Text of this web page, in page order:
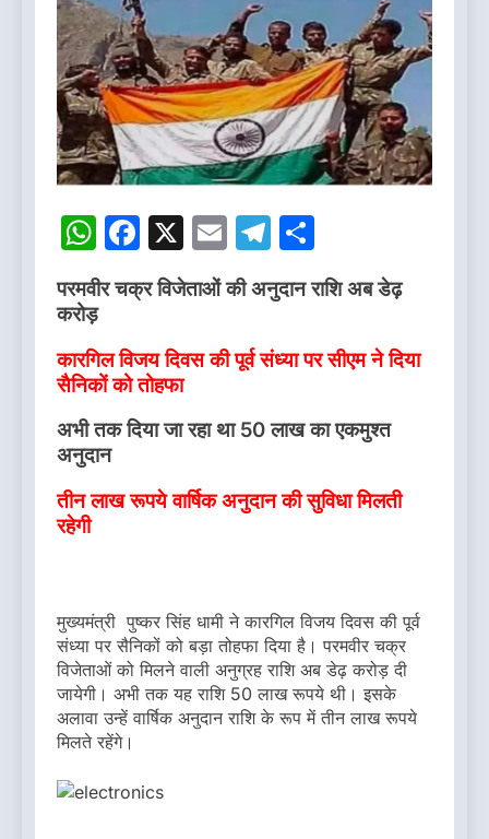
WhatsApp
Facebook
X EmailTelegram
परमवीर चक्र विजेताओं की अनुदान राशि अब डेढ़
करोड़
कारगिल विजय दिवस की पूर्व संध्या पर सीएम ने दिया
सैनिकों को तोहफा
अभी तक दिया जा रहा था 50 लाख का एकमुश्त
अनुदान
तीन लाख रूपये वार्षिक अनुदान की सुविधा मिलती
रहेगी
मुख्यमंत्री पुष्कर सिंह धामी ने कारगिल विजय दिवस की पूर्व
संध्या पर सैनिकों को बड़ा तोहफा दिया है। परमवीर चक्र
विजेताओं को मिलने वाली अनुग्रह राशि अब डेढ़ करोड़ दी
जायेगी। अभी तक यह राशि 50 लाख रूपये थी। इसके
अलावा उन्हें वार्षिक अनुदान राशि के रूप में तीन लाख रूपये
मिलते रहेंगे।